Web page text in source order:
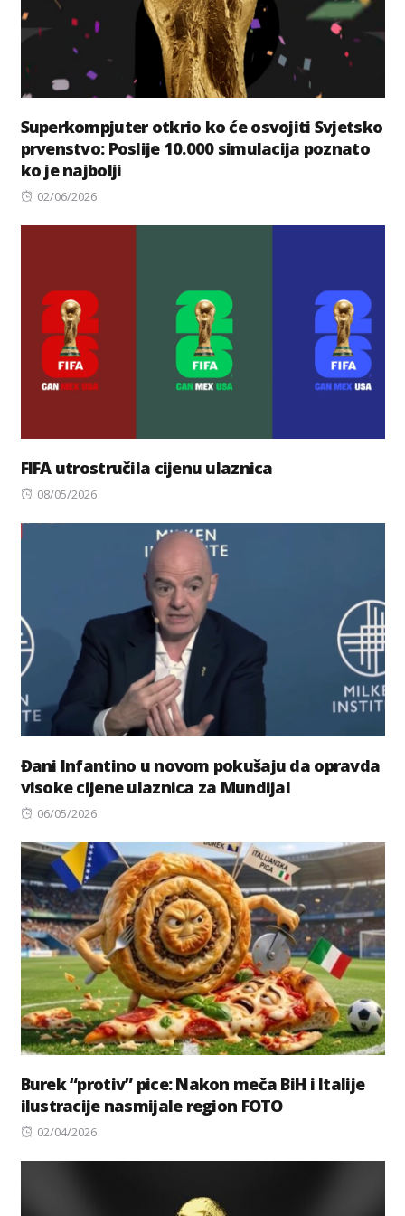
Superkompjuter otkrio ko će osvojiti Svjetsko
prvenstvo: Poslije 10.000 simulacija poznato
ko je najbolji
Posted
02/06/2026
FIFA utrostručila cijenu ulaznica
Posted
08/05/2026
Đani Infantino u novom pokušaju da opravda
visoke cijene ulaznica za Mundijal
Posted
06/05/2026
Burek “protiv” pice: Nakon meča BiH i Italije
ilustracije nasmijale region FOTO
Posted
02/04/2026